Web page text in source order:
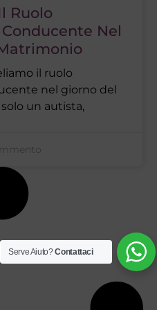
Ruolo
Nel
il ruolo
nel giorno del
un autista,
Serve Aiuto?Contattaci